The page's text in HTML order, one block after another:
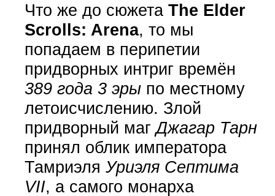
Что же до сюжета The Elder
Scrolls: Arena, то мы
попадаем в перипетии
придворных интриг времён
389 года 3 эрыпо местному
летоисчислению. Злой
придворный магДжагар Тарн
принял облик императора
Тамриэля Уриэля Септима
VII, а самого монарха